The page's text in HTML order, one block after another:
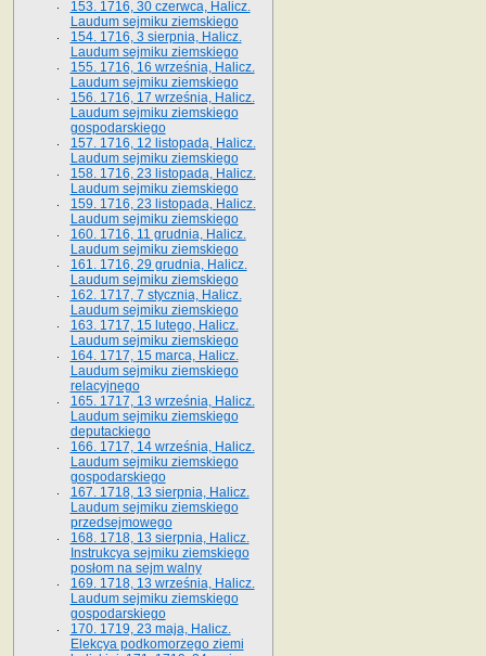
153. 1716, 30 czerwca, Halicz.
Laudum sejmiku ziemskiego
154. 1716, 3 sierpnia, Halicz.
Laudum sejmiku ziemskiego
155. 1716, 16 września, Halicz.
Laudum sejmiku ziemskiego
156. 1716, 17 września, Halicz.
Laudum sejmiku ziemskiego
gospodarskiego
157. 1716, 12 listopada, Halicz.
Laudum sejmiku ziemskiego
158. 1716, 23 listopada, Halicz.
Laudum sejmiku ziemskiego
159. 1716, 23 listopada, Halicz.
Laudum sejmiku ziemskiego
160. 1716, 11 grudnia, Halicz.
Laudum sejmiku ziemskiego
161. 1716, 29 grudnia, Halicz.
Laudum sejmiku ziemskiego
162. 1717, 7 stycznia, Halicz.
Laudum sejmiku ziemskiego
163. 1717, 15 lutego, Halicz.
Laudum sejmiku ziemskiego
164. 1717, 15 marca, Halicz.
Laudum sejmiku ziemskiego
relacyjnego
165. 1717, 13 września, Halicz.
Laudum sejmiku ziemskiego
deputackiego
166. 1717, 14 września, Halicz.
Laudum sejmiku ziemskiego
gospodarskiego
167. 1718, 13 sierpnia, Halicz.
Laudum sejmiku ziemskiego
przedsejmowego
168. 1718, 13 sierpnia, Halicz.
Instrukcya sejmiku ziemskiego
posłom na sejm walny
169. 1718, 13 września, Halicz.
Laudum sejmiku ziemskiego
gospodarskiego
170. 1719, 23 maja, Halicz.
Elekcya podkomorzego ziemi